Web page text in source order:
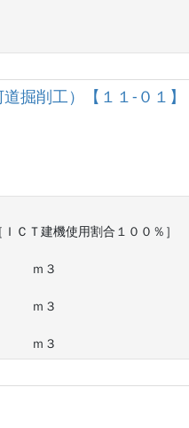
掘削工）【１１‐０１】
割合１００％］ 　　　
ｍ３
ｍ３
ｍ３